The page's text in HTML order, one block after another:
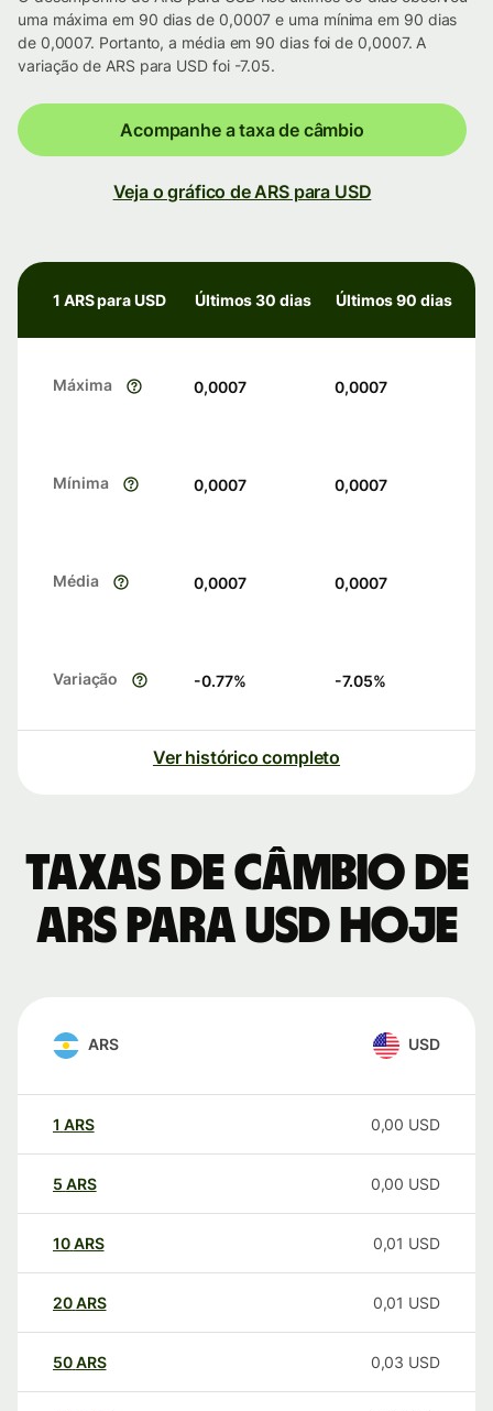
uma máxima em 90 dias de 0,0007 e uma mínima em 90 dias
de 0,0007. Portanto, a média em 90 dias foi de 0,0007. A
variação de ARS para USD foi -7.05.
Acompanhe a taxa de câmbio
Veja o gráfico de ARS para USD
1 ARS para USD Últimos 30 dias Últimos 90 dias
Máxima 0,0007 0,0007
Mínima 0,0007 0,0007
Média 0,0007 0,0007
Variação -0.77% -7.05%
Ver histórico completo
Taxas de câmbio de
ARS para USD hoje
ARS USD
1 ARS 0,00 USD
5 ARS 0,00 USD
10ARS 0,01 USD
20ARS 0,01 USD
50ARS 0,03 USD